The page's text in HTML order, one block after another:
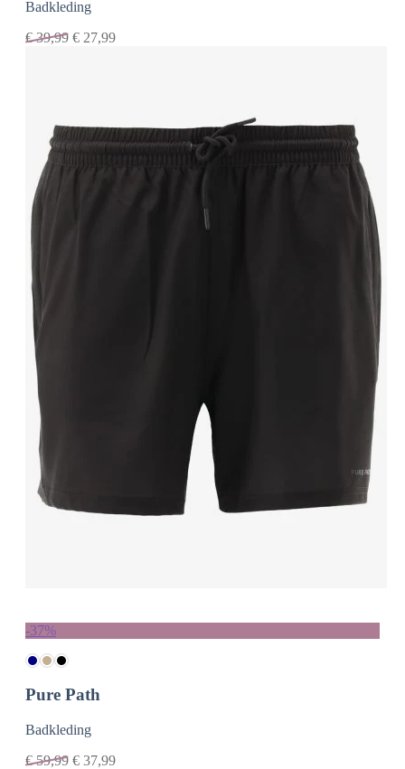
Badkleding
€39,99 € 27,99
-37%
Pure Path
Badkleding
€59,99 € 37,99